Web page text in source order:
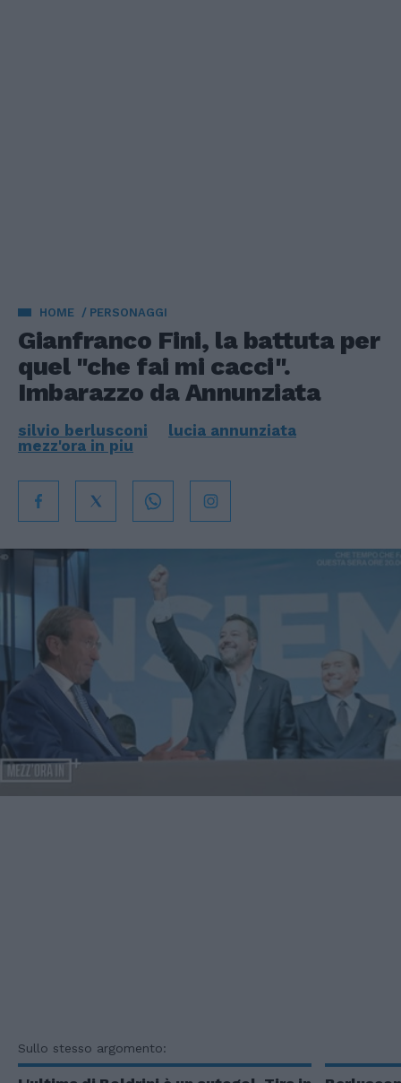
HOME PERSONAGGI
Gianfranco Fini, la battuta per
quel "che fai mi cacci".
Imbarazzo da Annunziata
silvio berlusconi
lucia annunziata
mezz'ora in piu
Sullo stesso argomento: